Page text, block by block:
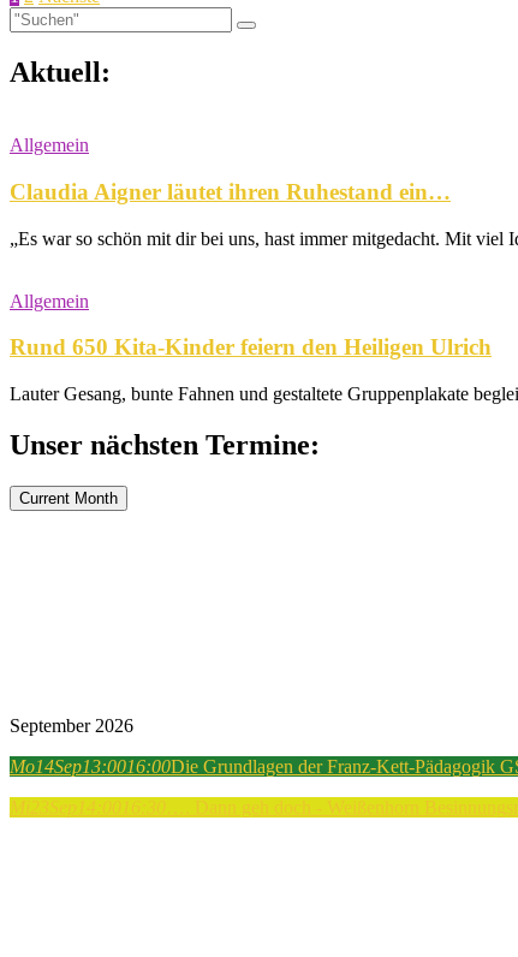
Aktuell:
Allgemein
Claudia Aigner läutet ihren Ruhestand ein…
„Es war so schön mit dir bei uns, hast immer mitgedacht. Mit viel
Allgemein
Rund 650 Kita-Kinder feiern den Heiligen Ulrich
Lauter Gesang, bunte Fahnen und gestaltete Gruppenplakate
Unser nächsten Termine:
Current Month
September 2026
Mo14Sep13:0016:00Die Grundlagen der Franz-Kett-Pädagogik
Mi 23Sep 14:00 16:30…. Dann geh doch - Weißenhorn